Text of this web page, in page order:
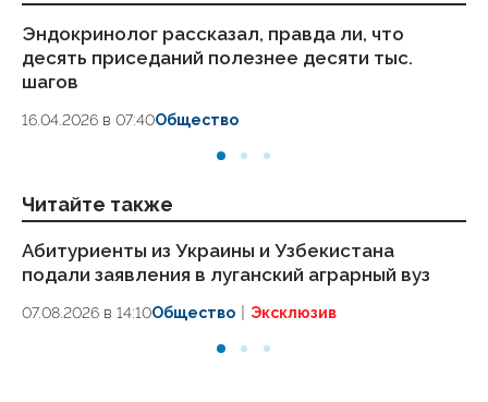
Эндокринолог рассказал, правда ли, что
десять приседаний полезнее десяти тыс.
шагов
16.04.2026 в 07:40Общество
Читайте также
Абитуриенты из Украины и Узбекистана
подали заявления в луганский аграрный вуз
07.08.2026 в 14:10Общество Эксклюзив